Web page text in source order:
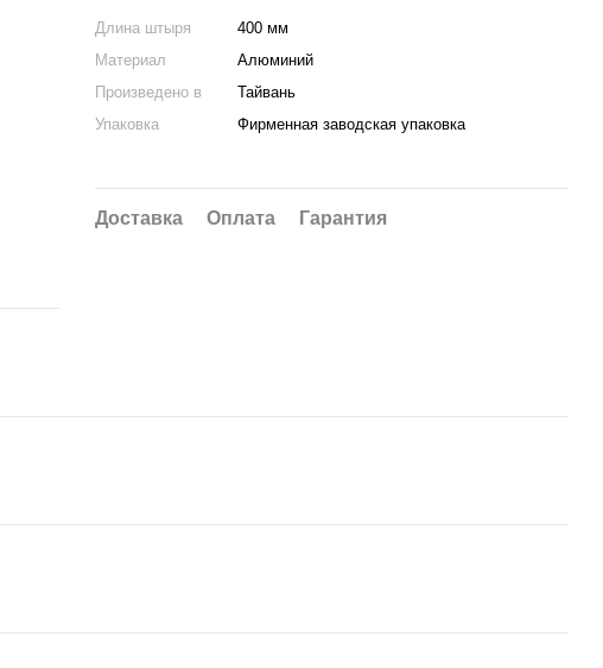
Длина штыря
400 мм
Материал
Алюминий
Произведено в
Тайвань
Упаковка
Фирменная заводская упаковка
Доставка Оплата Гарантия